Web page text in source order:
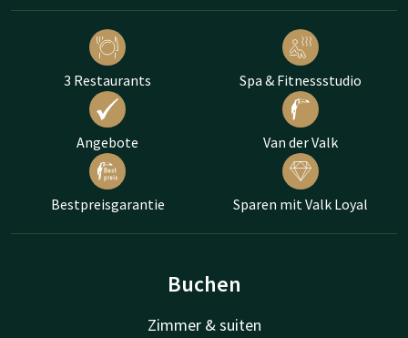
3 Restaurants Spa & Fitnessstudio
Angebote Van der Valk
Bestpreisgarantie Sparen mit Valk Loyal
Buchen
Zimmer & suiten